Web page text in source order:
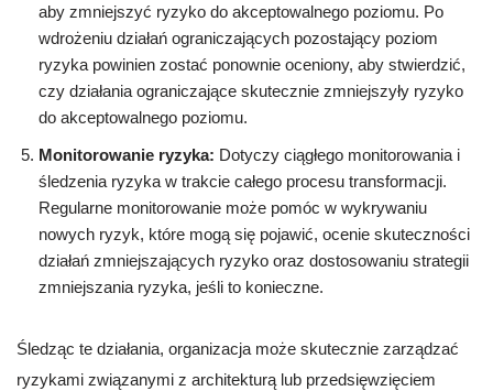
aby zmniejszyć ryzyko do akceptowalnego poziomu. Po
wdrożeniu działań ograniczających pozostający poziom
ryzyka powinien zostać ponownie oceniony, aby stwierdzić,
czy działania ograniczające skutecznie zmniejszyły ryzyko
do akceptowalnego poziomu.
Monitorowanie ryzyka: Dotyczy ciągłego monitorowania i
śledzenia ryzyka w trakcie całego procesu transformacji.
Regularne monitorowanie może pomóc w wykrywaniu
nowych ryzyk, które mogą się pojawić, ocenie skuteczności
działań zmniejszających ryzyko oraz dostosowaniu strategii
zmniejszania ryzyka, jeśli to konieczne.
Śledząc te działania, organizacja może skutecznie zarządzać
ryzykami związanymi z architekturą lub przedsięwzięciem